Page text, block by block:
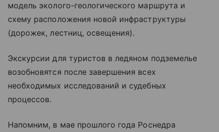
модель эколого-геологического маршрута и
схему расположения новой инфраструктуры
(дорожек, лестниц, освещения).
Экскурсии для туристов в ледяном подземелье
возобновятся после завершения всех
необходимых исследований и судебных
процессов.
Напомним, в мае прошлого года Роснедра